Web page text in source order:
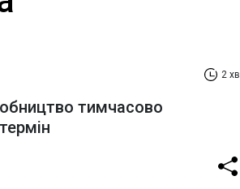
2 хв
тимчасово